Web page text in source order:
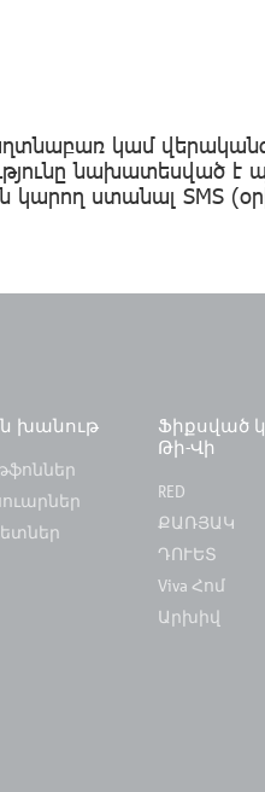
կամ
նախատեսված է
ստանալ SMS
խանութ
Ֆիքսված
Թի-Վի
RED
ՔԱՌՅԱԿ
ԴՈՒԵՏ
Viva Հոմ
Արխիվ